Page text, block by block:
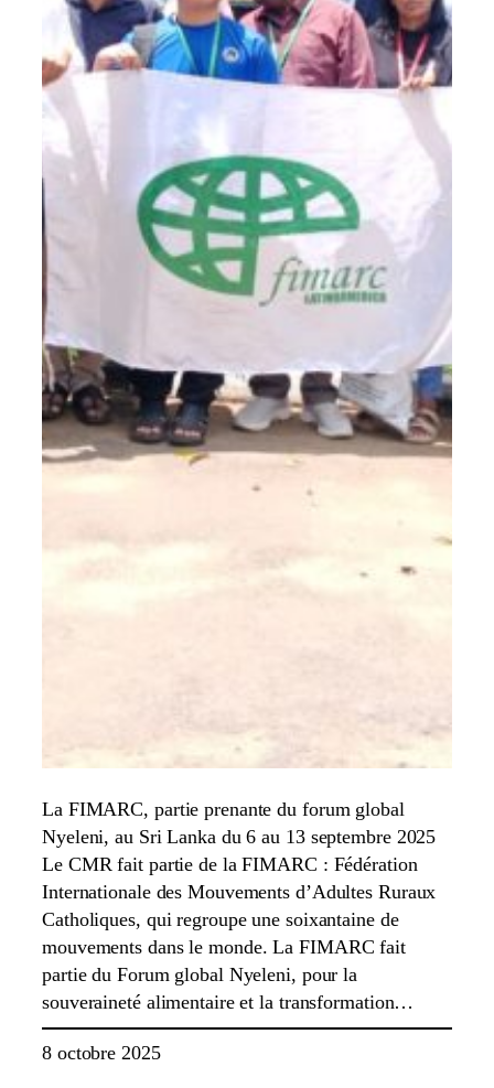
La FIMARC, partie prenante du forum global
Nyeleni, au Sri Lanka du 6 au 13 septembre 2025
Le CMR fait partie de la FIMARC : Fédération
Internationale des Mouvements d’Adultes Ruraux
Catholiques, qui regroupe une soixantaine de
mouvements dans le monde. La FIMARC fait
partie du Forum global Nyeleni, pour la
souveraineté alimentaire et la transformation…
8 octobre 2025